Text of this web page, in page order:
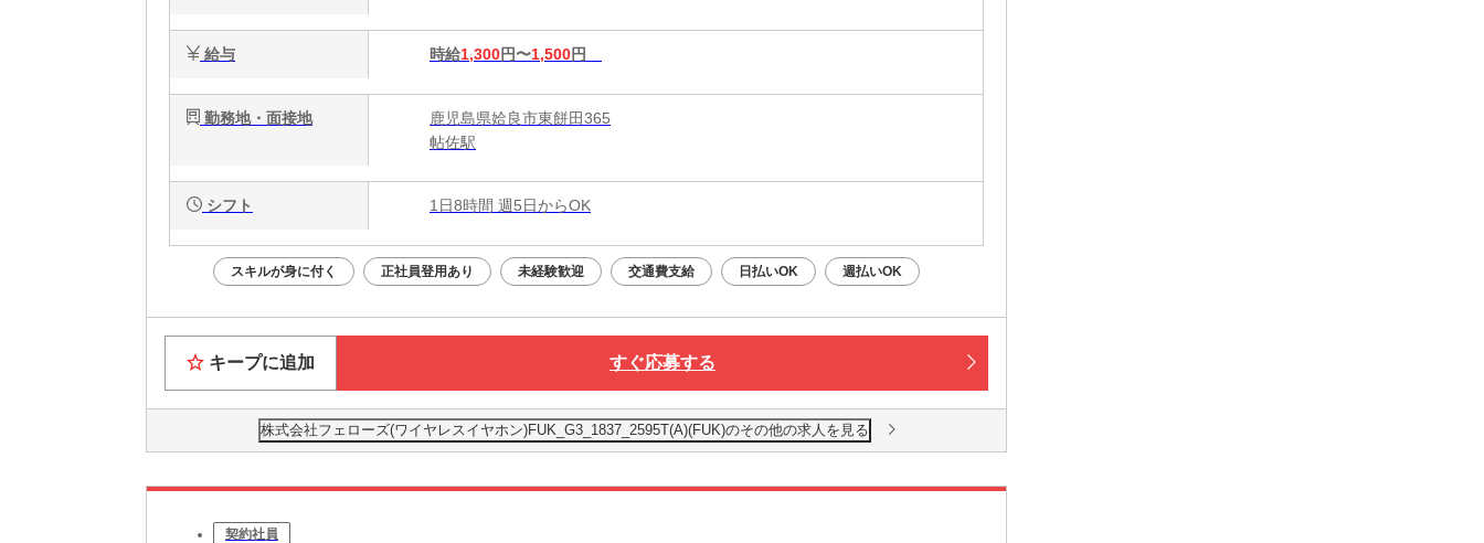
給与 時給1,300円〜1,500円
勤務地・面接地
鹿児島県姶良市東餅田365
帖佐駅
シフト 1日8時間 週5日からOK
スキルが身に付く 正社員登用あり 未経験歓迎 交通費支給 日払いOK 週払いOK
キープに追加 すぐ応募する
株式会社フェローズ(ワイヤレスイヤホン)FUK_G3_1837_2595T(A)(FUK)のその他の求人を見る
契約社員